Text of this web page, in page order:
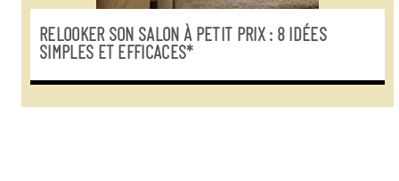
RELOOKER SON SALON À PETIT PRIX : 8 IDÉES
SIMPLES ET EFFICACES*